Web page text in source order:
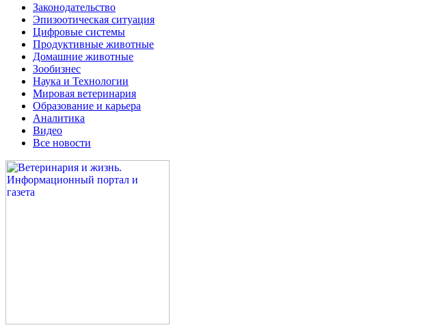
Законодательство
Эпизоотическая ситуация
Цифровые системы
Продуктивные животные
Домашние животные
Зообизнес
Наука и Технологии
Мировая ветеринария
Образование и карьера
Аналитика
Видео
Все новости